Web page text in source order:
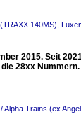
140MS)
2015. Seit
28xx Nummern.
Alpha Trains (ex